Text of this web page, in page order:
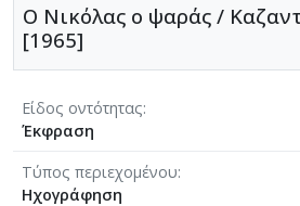
Ο Νικόλας ο ψαράς /
[1965]
Είδος οντότητας
Έκφραση
Τύπος περιεχομένου
Ηχογράφηση